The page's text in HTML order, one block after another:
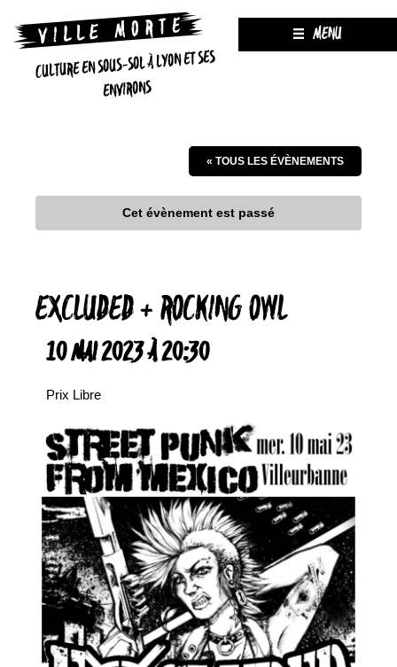
CULTURE EN SOUS-SOL À LYON ET SES
ENVIRONS
MENU
« TOUS LES ÉVÈNEMENTS
Cet évènement est passé
EXCLUDED + ROCKING OWL
10 MAI 2023 À 20:30
Prix Libre